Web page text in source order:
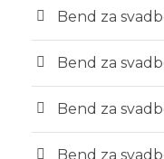
Bend za
Bend za
Bend za
Bend za